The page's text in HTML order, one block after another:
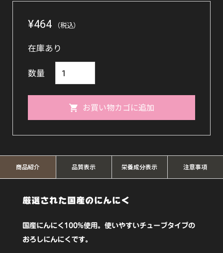
¥464 （税込）
在庫あり
数量
お
ろ
に
ん
京
ー
お買い物カゴに追加
商品紹介 品質表示 栄養成分表示 注意事項
厳選された国産のにんにく
国産にんにく100%使用。使いやすいチューブタイプの
おろしにんにくです。